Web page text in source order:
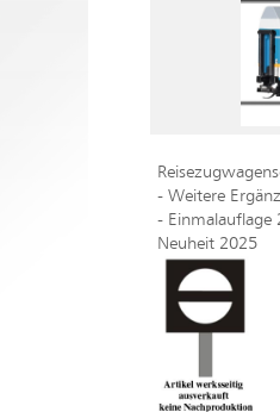
- Weitere
- Einmalauflage
Neuheit 2025